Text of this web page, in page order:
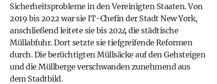
Sicherheitsprobleme in den Vereinigten Staaten. Von
2019 bis 2022 war sie IT-Chefin der Stadt New York,
anschließend leitete sie bis 2024 die städtische
Müllabfuhr. Dort setzte sie tiefgreifende Reformen
durch. Die berüchtigten Müllsäcke auf den Gehsteigen
und die Müllberge verschwanden zunehmend aus
dem Stadtbild.